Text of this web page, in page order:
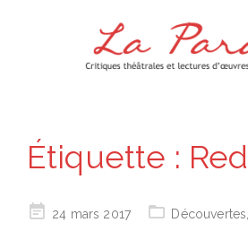
Étiquette :
Posted24 mars 2017 Découvertes